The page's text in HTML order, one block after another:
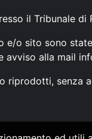
il Tribunale di
o sito sono
avviso alla mail
senza